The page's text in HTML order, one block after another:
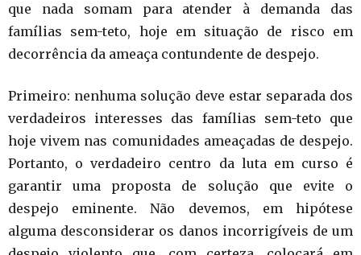
que nada somam para atender à demanda das
famílias sem-teto, hoje em situação de risco em
decorrência da ameaça contundente de despejo.
Primeiro: nenhuma solução deve estar separada dos
verdadeiros interesses das famílias sem-teto que
hoje vivem nas comunidades ameaçadas de despejo.
Portanto, o verdadeiro centro da luta em curso é
garantir uma proposta de solução que evite o
despejo eminente. Não devemos, em hipótese
alguma desconsiderar os danos incorrigíveis de um